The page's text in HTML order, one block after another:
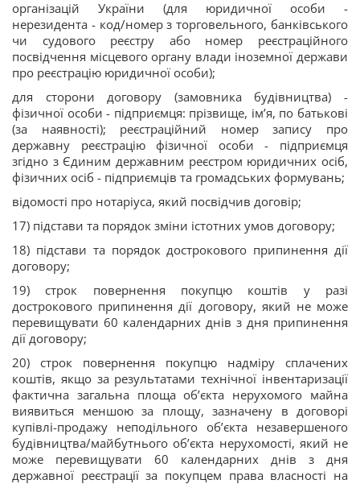
організацій України (для юридичної особи -
нерезидента - код/номер з торговельного, банківського
чи судового реєстру або номер реєстраційного
посвідчення місцевого органу влади іноземної держави
про реєстрацію юридичної особи);
для сторони договору (замовника будівництва) -
фізичної особи - підприємця: прізвище, ім’я, по батькові
(за наявності); реєстраційний номер запису про
державну реєстрацію фізичної особи - підприємця
згідно з Єдиним державним реєстром юридичних осіб,
фізичних осіб - підприємців та громадських формувань;
відомості про нотаріуса, який посвідчив договір;
17) підстави та порядок зміни істотних умов договору;
18) підстави та порядок дострокового припинення дії
договору;
19) строк повернення покупцю коштів у разі
дострокового припинення дії договору, який не може
перевищувати 60 календарних днів з дня припинення
дії договору;
20) строк повернення покупцю надміру сплачених
коштів, якщо за результатами технічної інвентаризації
фактична загальна площа об’єкта нерухомого майна
виявиться меншою за площу, зазначену в договорі
купівлі-продажу неподільного об’єкта незавершеного
будівництва/майбутнього об’єкта нерухомості, який не
може перевищувати 60 календарних днів з дня
державної реєстрації за покупцем права власності на